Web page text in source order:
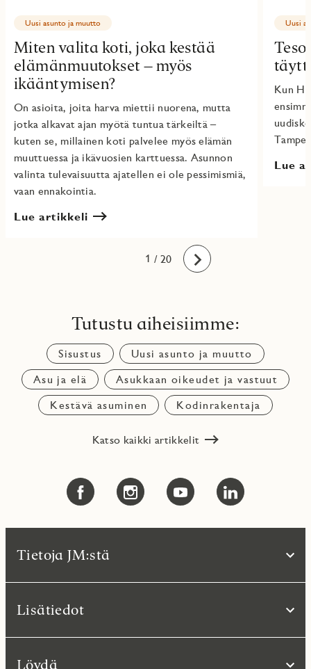
Uusi asunto ja muutto
Miten valita koti, joka kestää
elämänmuutokset – myös
ikääntymisen?
On asioita, joita harva miettii nuorena, mutta
jotka alkavat ajan myötä tuntua tärkeiltä –
kuten se, millainen koti palvelee myös elämän
muuttuessa ja ikävuosien karttuessa. Asunnon
valinta tulevaisuutta ajatellen ei ole pessimismiä,
vaan ennakointia.
Lue artikkeli
Uusi
Kun
Lue
1
2
3
4
5
6
7
8
9
10
11
12
13
14
15
16
17
18
19
20 / 20 Eteenpäin
Tutustu aiheisiimme:
Sisustus
Uusi asunto ja muutto
Asu ja elä
Asukkaan oikeudet ja vastuut
Kestävä asuminen
Kodinrakentaja
Katso kaikki artikkelit
Tietoja JM:stä
Lisätiedot
Löydä